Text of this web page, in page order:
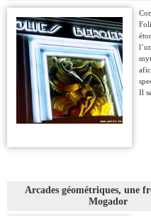
Il
Arcades géométriques, une
Mogador